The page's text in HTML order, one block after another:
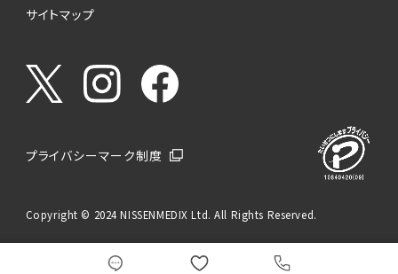
サイトマップ
プライバシーマーク制度
Copyright © 2024 NISSENMEDIX Ltd. All Rights Reserved.